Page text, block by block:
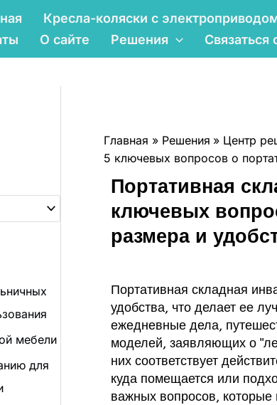
Кресла-коляски с
О сайте Решения Связаться
мебели
для
Главная Решения
Центр
5 ключевых вопросов о
Портативная
ключевых
размера и
Портативная складная
удобства, что делает ее
ежедневные дела,
моделей, заявляющих о
них соответствует
куда помещается или
важных вопросов,